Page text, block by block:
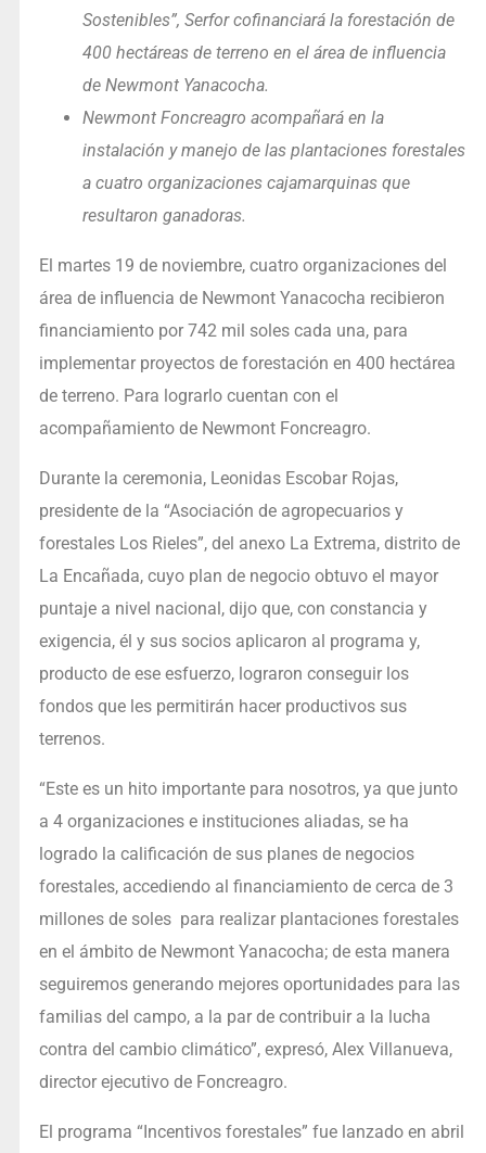
Sostenibles”, Serfor cofinanciará la forestación de
400 hectáreas de terreno en el área de influencia
de Newmont Yanacocha.
Newmont Foncreagro acompañará en la
instalación y manejo de las plantaciones forestales
a cuatro organizaciones cajamarquinas que
resultaron ganadoras.
El martes 19 de noviembre, cuatro organizaciones del
área de influencia de Newmont Yanacocha recibieron
financiamiento por 742 mil soles cada una, para
implementar proyectos de forestación en 400 hectárea
de terreno. Para lograrlo cuentan con el
acompañamiento de Newmont Foncreagro.
Durante la ceremonia, Leonidas Escobar Rojas,
presidente de la “Asociación de agropecuarios y
forestales Los Rieles”, del anexo La Extrema, distrito de
La Encañada, cuyo plan de negocio obtuvo el mayor
puntaje a nivel nacional, dijo que, con constancia y
exigencia, él y sus socios aplicaron al programa y,
producto de ese esfuerzo, lograron conseguir los
fondos que les permitirán hacer productivos sus
terrenos.
“Este es un hito importante para nosotros, ya que junto
a 4 organizaciones e instituciones aliadas, se ha
logrado la calificación de sus planes de negocios
forestales, accediendo al financiamiento de cerca de 3
millones de soles para realizar plantaciones forestales
en el ámbito de Newmont Yanacocha; de esta manera
seguiremos generando mejores oportunidades para las
familias del campo, a la par de contribuir a la lucha
contra del cambio climático”, expresó, Alex Villanueva,
director ejecutivo de Foncreagro.
El programa “Incentivos forestales” fue lanzado en abril